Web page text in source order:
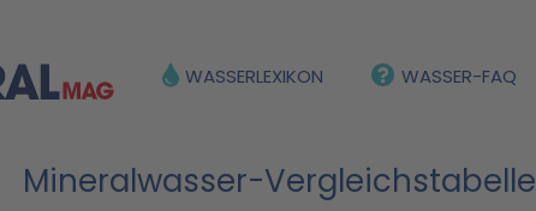
WASSERLEXIKON WASSER-FAQ
Mineralwasser-Vergleichstabelle